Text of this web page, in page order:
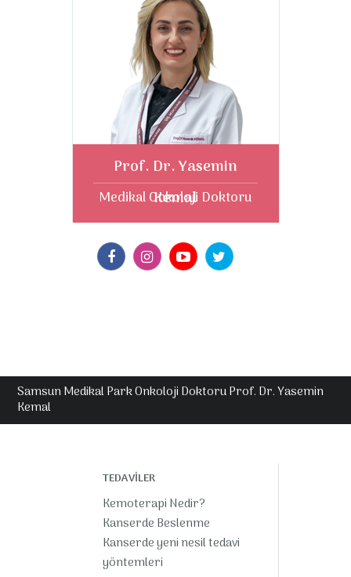
Prof. Dr. Yasemin
Kemal
Medikal Onkoloji Doktoru
Samsun Medikal Park Onkoloji Doktoru Prof. Dr. Yasemin
Kemal
TEDAVİLER
Kemoterapi Nedir?
Kanserde Beslenme
Kanserde yeni nesil tedavi
yöntemleri